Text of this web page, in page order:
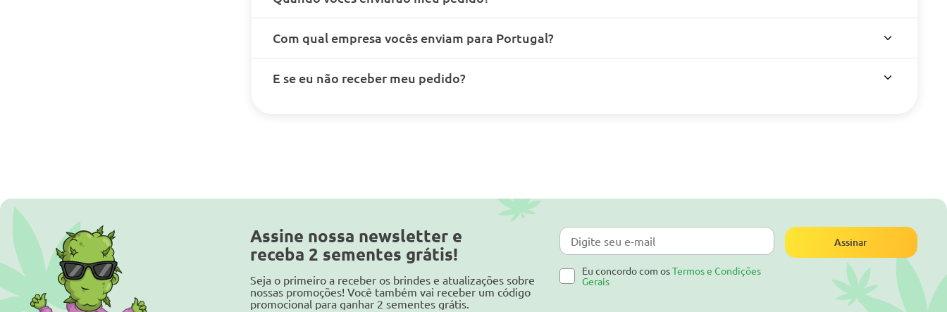
Com qual empresa vocês enviam para Portugal?
E se eu não receber meu pedido?
Assine nossa newsletter e
receba 2 sementes grátis!
Seja o primeiro a receber os brindes e atualizações sobre
nossas promoções! Você também vai receber um código
promocional para ganhar 2 sementes grátis.
Eu concordo com osTermos e Condições
Gerais
Assinar